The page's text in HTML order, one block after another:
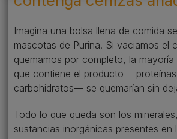
Imagina una bolsa llena de comida
mascotas de Purina. Si vaciamos el
quemamos por completo, la
que contiene el producto
carbohidratos— se quemarían sin
Todo lo que queda son los
sustancias inorgánicas presentes en